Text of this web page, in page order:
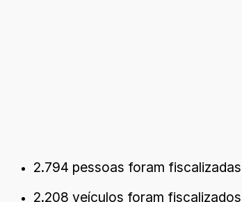
2.794 pessoas foram
2.208 veículos foram